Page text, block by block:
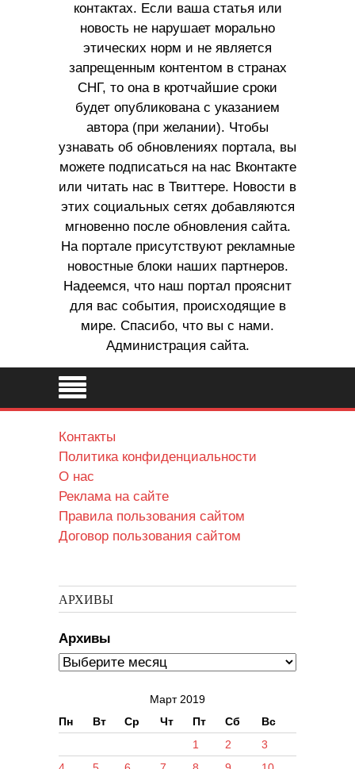
контактах. Если ваша статья или
новость не нарушает морально
этических норм и не является
запрещенным контентом в странах
СНГ, то она в кротчайшие сроки
будет опубликована с указанием
автора (при желании). Чтобы
узнавать об обновлениях портала, вы
можете подписаться на нас Вконтакте
или читать нас в Твиттере. Новости в
этих социальных сетях добавляются
мгновенно после обновления сайта.
На портале присутствуют рекламные
новостные блоки наших партнеров.
Надеемся, что наш портал прояснит
для вас события, происходящие в
мире. Спасибо, что вы с нами.
Администрация сайта.
Контакты
Политика конфиденциальности
О нас
Реклама на сайте
Правила пользования сайтом
Договор пользования сайтом
АРХИВЫ
Архивы
Март 2019
Пн
Вт Ср Чт Пт Сб
Вс
1
2
3